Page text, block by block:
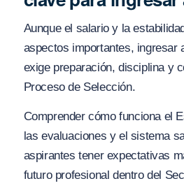
Aunque el salario y la
aspectos importantes, ingresar
exige preparación, disciplina y
Proceso de Selección.
Comprender cómo funciona el
las evaluaciones y el sistema
aspirantes tener expectativas
futuro profesional dentro del